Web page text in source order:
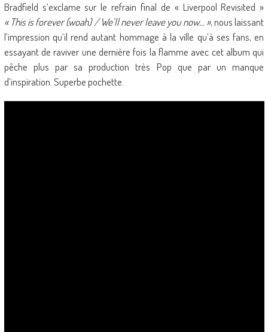
Bradfield s’exclame sur le refrain final de « Liverpool Revisited »
« This is forever (woah) / We’ll never leave you now… », nous laissant
l’impression qu’il rend autant hommage à la ville qu’à ses fans, en
essayant de raviver une dernière fois la flamme avec cet album qui
pêche plus par sa production très Pop que par un manque
d’inspiration. Superbe pochette.